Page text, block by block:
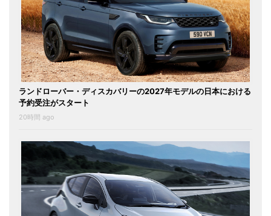
ランドローバー・ディスカバリーの2027年モデルの日本における
予約受注がスタート
20時間 ago